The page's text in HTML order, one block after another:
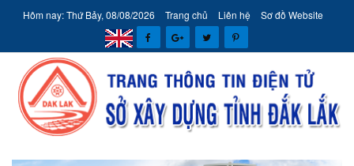
Hôm nay: Thứ Bảy, 08/08/2026 Trang chủ Liên hệ Sơ đồ Website